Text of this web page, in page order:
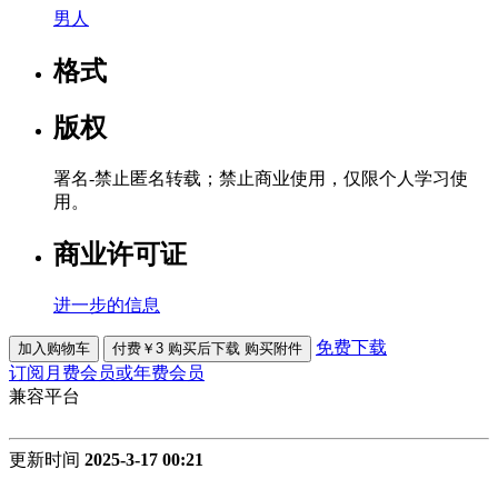
男人
格式
版权
署名-禁止匿名转载；禁止商业使用，仅限个人学习使
用。
商业许可证
进一步的信息
加入购物车 付费￥3 购买后下载 购买附件
免费下载
订阅月费会员或年费会员
兼容平台
更新时间 2025-3-17 00:21